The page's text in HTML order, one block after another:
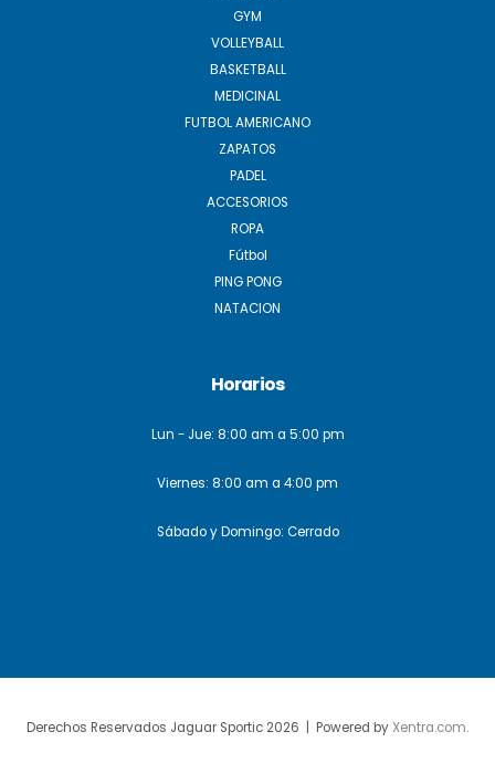
GYM
VOLLEYBALL
BASKETBALL
MEDICINAL
FUTBOL AMERICANO
ZAPATOS
PADEL
ACCESORIOS
ROPA
Fútbol
PING PONG
NATACION
Horarios
Lun - Jue: 8:00 am a 5:00 pm
Viernes: 8:00 am a 4:00 pm
Sábado y Domingo: Cerrado
Derechos Reservados Jaguar Sportic 2026 | Powered byXentra.com.